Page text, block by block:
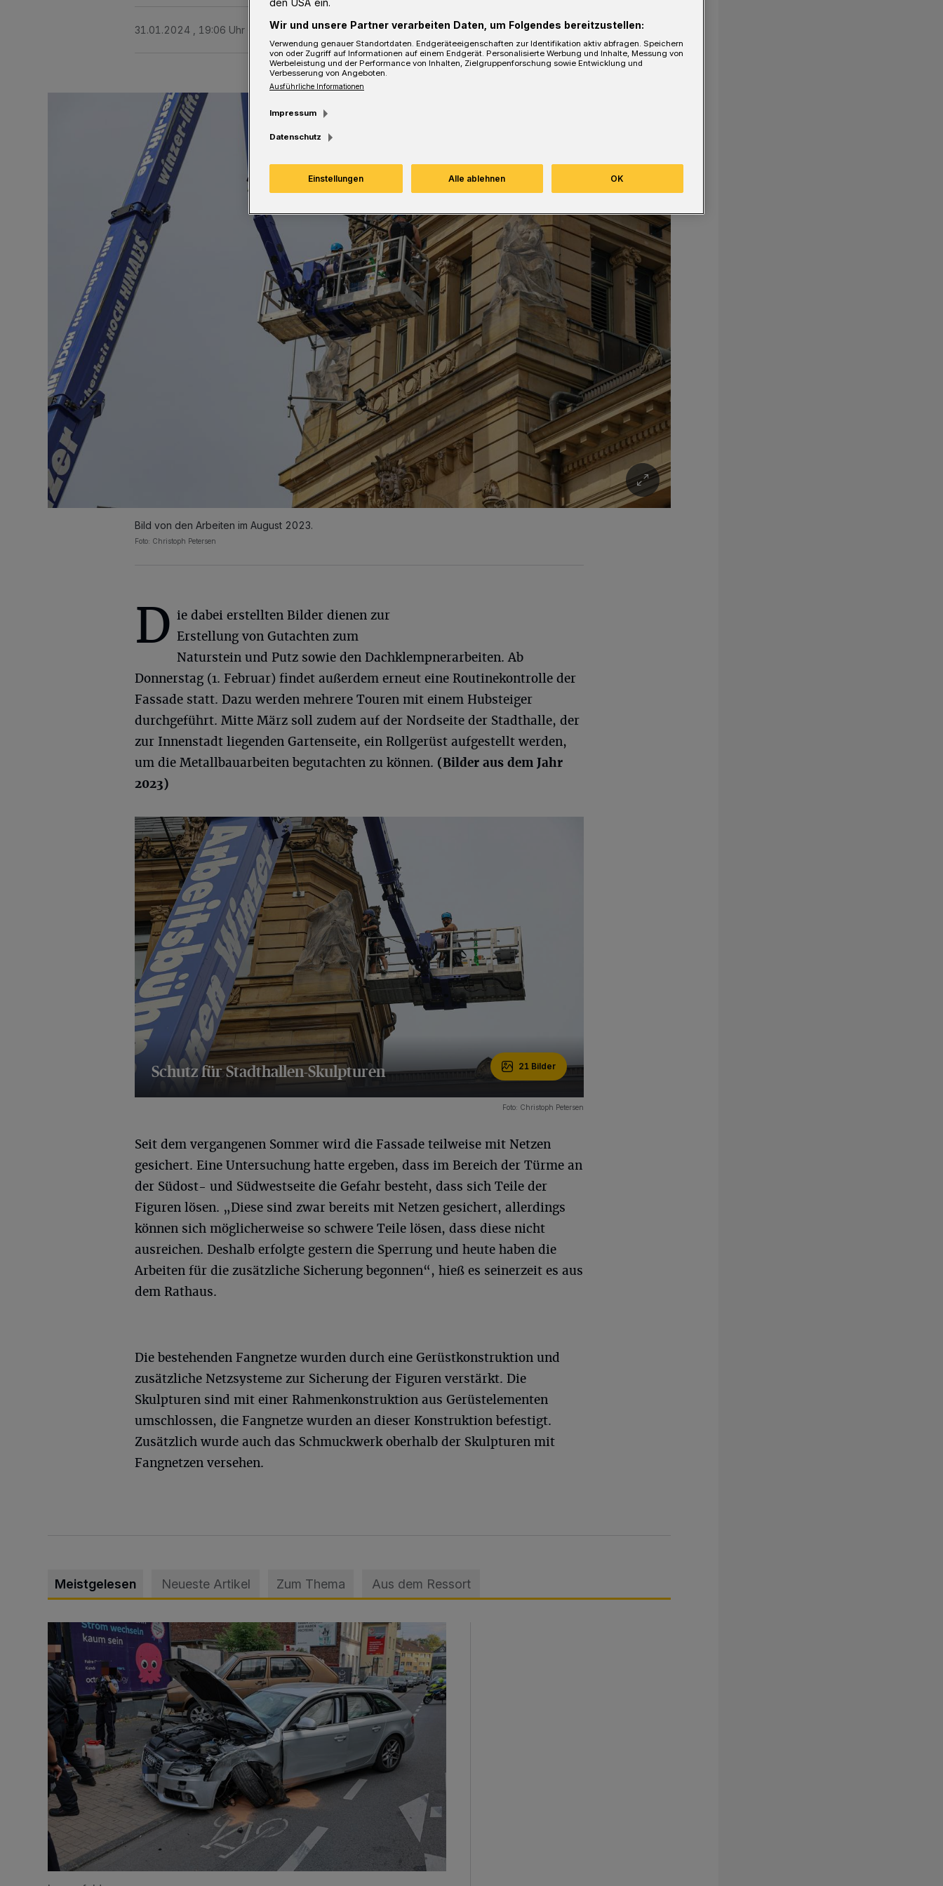
31.01.2024 , 19:06 Uhr Eine Minute Lesezeit
Bild von den Arbeiten im August 2023.
Foto: Christoph Petersen
D ie dabei erstellten Bilder dienen zur
Erstellung von Gutachten zum
Naturstein und Putz sowie den Dachklempnerarbeiten. Ab
Donnerstag (1. Februar) findet außerdem erneut eine Routinekontrolle der
Fassade statt. Dazu werden mehrere Touren mit einem Hubsteiger
durchgeführt. Mitte März soll zudem auf der Nordseite der Stadthalle, der
zur Innenstadt liegenden Gartenseite, ein Rollgerüst aufgestellt werden,
um die Metallbauarbeiten begutachten zu können. (Bilder aus dem Jahr
2023)
Schutz für Stadthallen-Skulpturen 21 Bilder
Foto: Christoph Petersen
Seit dem vergangenen Sommer wird die Fassade teilweise mit Netzen
gesichert. Eine Untersuchung hatte ergeben, dass im Bereich der Türme an
der Südost- und Südwestseite die Gefahr besteht, dass sich Teile der
Figuren lösen. „Diese sind zwar bereits mit Netzen gesichert, allerdings
können sich möglicherweise so schwere Teile lösen, dass diese nicht
ausreichen. Deshalb erfolgte gestern die Sperrung und heute haben die
Arbeiten für die zusätzliche Sicherung begonnen“, hieß es seinerzeit es aus
dem Rathaus.
Die bestehenden Fangnetze wurden durch eine Gerüstkonstruktion und
zusätzliche Netzsysteme zur Sicherung der Figuren verstärkt. Die
Skulpturen sind mit einer Rahmenkonstruktion aus Gerüstelementen
umschlossen, die Fangnetze wurden an dieser Konstruktion befestigt.
Zusätzlich wurde auch das Schmuckwerk oberhalb der Skulpturen mit
Fangnetzen versehen.
Meistgelesen Neueste Artikel Zum Thema Aus dem Ressort
Schwerer Unfall mit 2,48 Promille
den USA ein.
Wir und unsere Partner verarbeiten Daten, um Folgendes bereitzustellen:
Verwendung genauer Standortdaten. Endgeräteeigenschaften zur Identifikation aktiv abfragen. Speichern
von oder Zugriff auf Informationen auf einem Endgerät. Personalisierte Werbung und Inhalte, Messung von
Werbeleistung und der Performance von Inhalten, Zielgruppenforschung sowie Entwicklung und
Verbesserung von Angeboten.
Ausführliche Informationen
Impressum
Datenschutz
Einstellungen Alle ablehnen OK